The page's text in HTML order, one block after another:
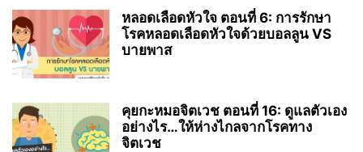
หลอดเลือดหัวใจ ตอนที่ 6: การรักษา
โรคหลอดเลือดหัวใจด้วยบอลลูน VS
บายพาส
คุยกะหมอจิตเวช ตอนที่ 16: ดูแลตัวเอง
อย่างไร…ให้ห่างไกลจากโรคทาง
จิตเวช